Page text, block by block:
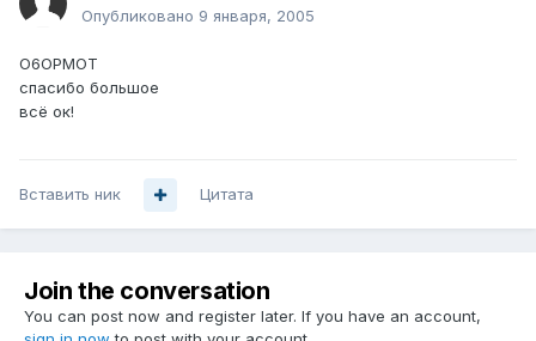
Опубликовано 9 января, 2005
O6OPMOT
спасибо большое
всё ок!
Вставить ник Цитата
Join the conversation
You can post now and register later. If you have an account,